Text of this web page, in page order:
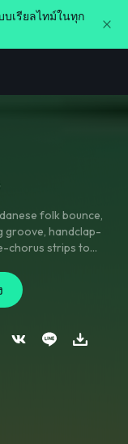
เรียลไทม์ในทุก
folk bounce,
groove, handclap-
chorus strips to
gang vocals and a
add reversed swell
short zurna-like
ad-libs. Bright,